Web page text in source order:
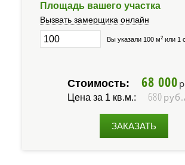
Площадь вашего участка
Вызвать замерщика онлайн
Вы указали 100 м2 или 1
Стоимость: 68 000
Цена за 1 кв.м.: 680
ЗАКАЗАТЬ